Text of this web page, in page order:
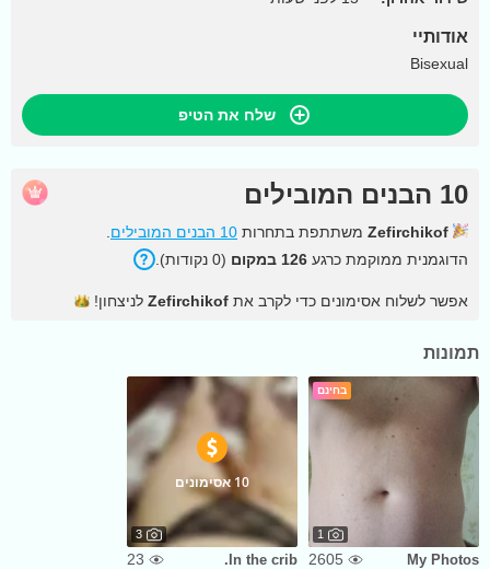
אודותיי
Bisexual
שלח את הטיפ
10 הבנים המובילים
Zefirchikof משתתפת בתחרות 10 הבנים המובילים
הדוגמנית ממוקמת כרגע 126 במקום (0 נקודות).
אפשר לשלוח אסימונים כדי לקרב את Zefirchikof לניצחון!
תמונות
בחינם
1
My Photos
2605
10 אסימונים
3
In the crib.
23